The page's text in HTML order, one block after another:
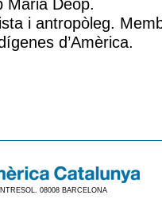
Maria Deop.
i antropòleg.
d’Amèrica.
08008 BARCELONA